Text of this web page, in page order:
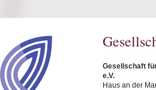
Gesellschaft
e.V.
Haus an der